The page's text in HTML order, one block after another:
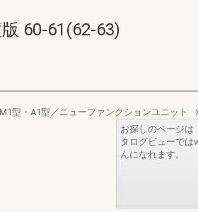
60-61(62-63)
・A1型／ニューファンクションユニット
お探しのページは
タログビューでは
んになれます。